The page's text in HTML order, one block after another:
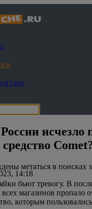
исчезло
14:18
метаться в поисках
бьют тревогу. В
магазинов пропало
которым